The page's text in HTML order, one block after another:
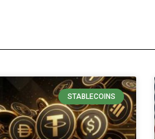
STABLECOINS